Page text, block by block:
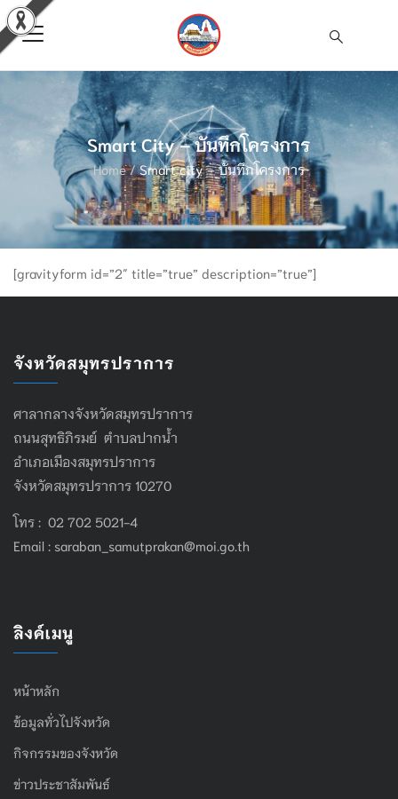
Smart City – บันทึกโครงการ
Home/ Smart city – บันทึกโครงการ
[gravityform id=”2″ title=”true” description=”true”]
จังหวัดสมุทรปราการ
ศาลากลางจังหวัดสมุทรปราการ
ถนนสุทธิภิรมย์ ตำบลปากน้ำ
อำเภอเมืองสมุทรปราการ
จังหวัดสมุทรปราการ 10270
โทร : 02 702 5021-4
Email : saraban_samutprakan@moi.go.th
ลิงค์เมนู
หน้าหลัก
ข้อมูลทั่วไปจังหวัด
กิจกรรมของจังหวัด
ข่าวประชาสัมพันธ์